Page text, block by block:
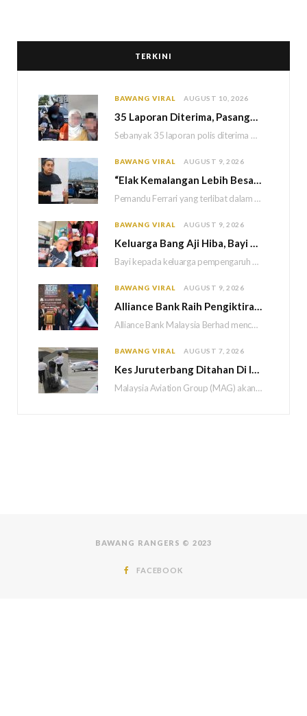
TERKINI
BAWANG VIRAL AUGUST 10, 2026
35 Laporan Diterima, Pasangan Suami Isteri Disiasat Kes Tipu Hutang Kutu RM1.7 Juta
Sebanyak 35 laporan polis diterima daripada mangsa yang mendakwa mengalami kerugian berjumlah RM1.7 juta dalam…
BAWANG VIRAL AUGUST 9, 2026
“Elak Kemalangan Lebih Besar” – Bukan Sengaja Tukar Lorong, Pemandu Ferrari Jelaskan Insiden Pergaduhan Di PLUS
Pemandu Ferrari yang terlibat dalam video pergaduhan dengan pemandu Perodua Aruz di Lebuhraya Utara-Selatan (PLUS)…
BAWANG VIRAL AUGUST 9, 2026
Keluarga Bang Aji Hiba, Bayi Kayla Meninggal Dunia Selepas 49 Hari Akibat Tersedak Susu
Bayi kepada keluarga pempengaruh cilik, Bang Aji atau Muhammad Aniq, 5, hanya sempat bersama keluarga…
BAWANG VIRAL AUGUST 9, 2026
Alliance Bank Raih Pengiktirafan ASEAN Records, Tampil Dengan Kad Kredit Maya Lebih Fleksibel
Alliance Bank Malaysia Berhad mencatat satu pencapaian baharu dalam perbankan digital apabila Kad Kredit Maya…
BAWANG VIRAL AUGUST 7, 2026
Kes Juruterbang Ditahan Di Indonesia, MAG Wajibkan Saringan Dadah 1,260 Juruterbang Malaysia Airlines
Malaysia Aviation Group (MAG) akan melaksanakan saringan dadah mandatori terhadap semua juruterbang Malaysia Airlines sebagai…
BAWANG RANGERS © 2023
FACEBOOK